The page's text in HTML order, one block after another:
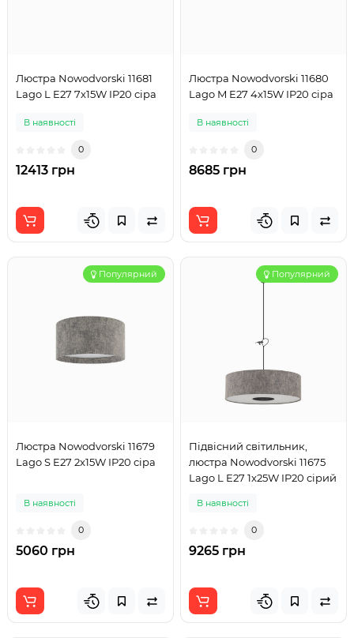
Люстра Nowodvorski 11681
Lago L E27 7x15W IP20 сіра
В наявності
0
12413 грн
Люстра Nowodvorski 11680
Lago M E27 4x15W IP20 сіра
В наявності
0
8685 грн
Популярний
Люстра Nowodvorski 11679
Lago S E27 2x15W IP20 сіра
В наявності
0
5060 грн
Популярний
Підвісний світильник,
люстра Nowodvorski 11675
Lago L E27 1x25W IP20 сірий
В наявності
0
9265 грн